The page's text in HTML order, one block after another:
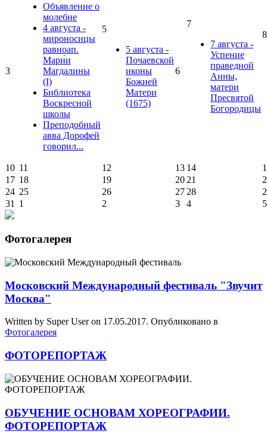
3
Объявление о
молебне
4 августа -
мироносицы
равноап.
Мари́и
Магдалины
(I)
Библиотека
Воскресной
школы
Преподобный
авва Дорофей
говорил...
5
5 августа -
Почаевской
иконы
Божией
Матери
(1675)
6
7
7 августа -
Успение
праведной
Анны,
матери
Пресвятой
Богородицы
8
10 11 12 13 14
17 18 19 20 21
24 25 26 27 28
31
1 2 3 4 5
Фотогалерея
Московский Международный фестиваль "Звучит
Москва"
Written by Super User on 17.05.2017. Опубликовано в
Фотогалерея
ФОТОРЕПОРТАЖ
ОБУЧЕНИЕ ОСНОВАМ ХОРЕОГРАФИИ.
ФОТОРЕПОРТАЖ